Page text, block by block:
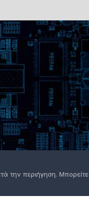
την περιήγηση. Μπορείτε